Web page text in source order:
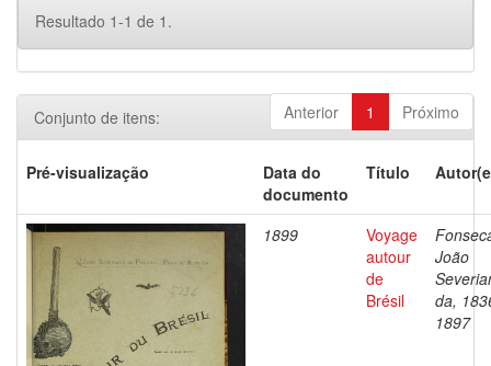
Resultado 1-1 de 1.
Anterior 1 Próximo
Conjunto de itens:
Pré-visualização
Data do
documento
Título
1899
Voyage
autour
de
Brésil
João
da,
1897